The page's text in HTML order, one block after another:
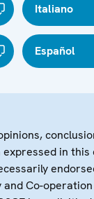
Italiano
Español
in this
Co-operation